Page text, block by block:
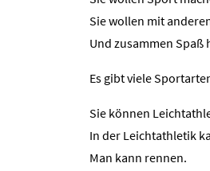
Sie wollen mit
Und zusammen Spaß
Es gibt viele
Sie können
In der Leichtathletik
Man kann rennen.